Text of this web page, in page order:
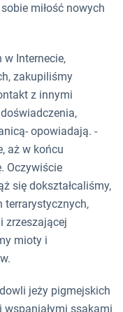
miłość nowych
Internecie,
zakupiliśmy
z innymi
opowiadają. -
aż w końcu
Oczywiście
się dokształcaliśmy,
terrarystycznych,
zrzeszającej
mioty i
jeży pigmejskich
wspaniałymi ssakami